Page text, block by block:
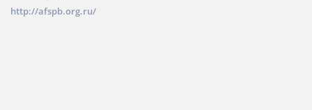
http://afspb.org.ru/